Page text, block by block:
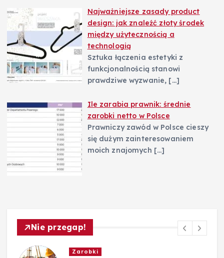
Najważniejsze zasady product
design: jak znaleźć złoty środek
między użytecznością a
technologią
Sztuka łączenia estetyki z
funkcjonalnością stanowi
prawdziwe wyzwanie, […]
Ile zarabia prawnik: średnie
zarobki netto w Polsce
Prawniczy zawód w Polsce cieszy
się dużym zainteresowaniem
moich znajomych […]
Nie przegap!
Zarobki